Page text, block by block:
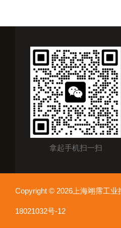
拿起手机扫一扫
Copyright © 2026上海翊霈工
18021032号-12